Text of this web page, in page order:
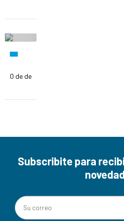
0 de de
Subscribite para